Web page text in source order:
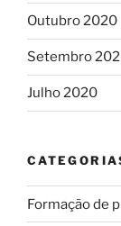
Outubro 2020
Setembro
Julho 2020
Formação de